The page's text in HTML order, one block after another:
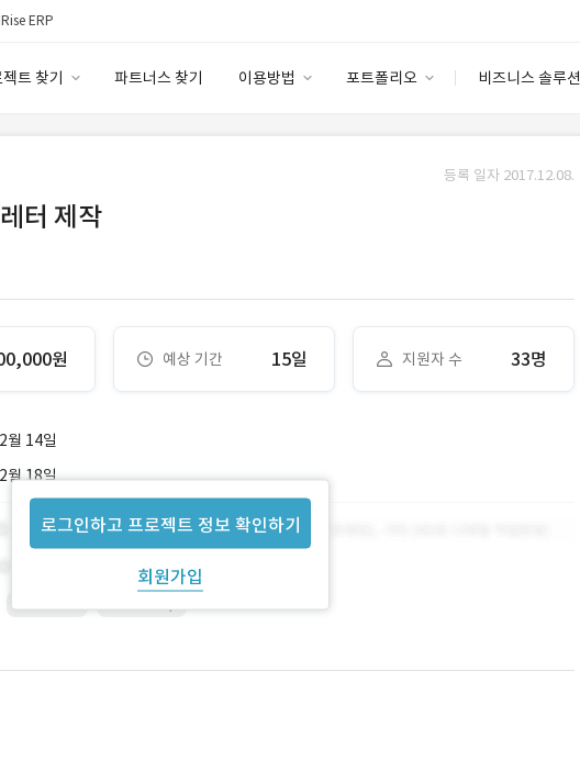
Rise ERP
트 찾기 파트너스 찾기 이용방법 포트폴리오 비즈니스 솔루션
안심 코드 케어
등록 일자 2017.12.08.
터 제작
원 예상 기간 15일 지원자 수 33명
월 14일
로그인하고 프로젝트 정보 확인하기
회원가입
월 18일